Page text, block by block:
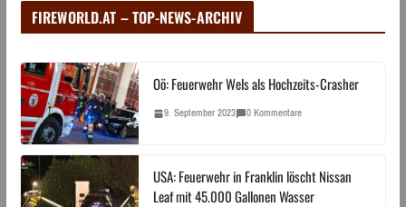
FIREWORLD.AT – TOP-NEWS-ARCHIV
Oö: Feuerwehr Wels als Hochzeits-Crasher
9. September 2023 0 Kommentare
USA: Feuerwehr in Franklin löscht Nissan
Leaf mit 45.000 Gallonen Wasser